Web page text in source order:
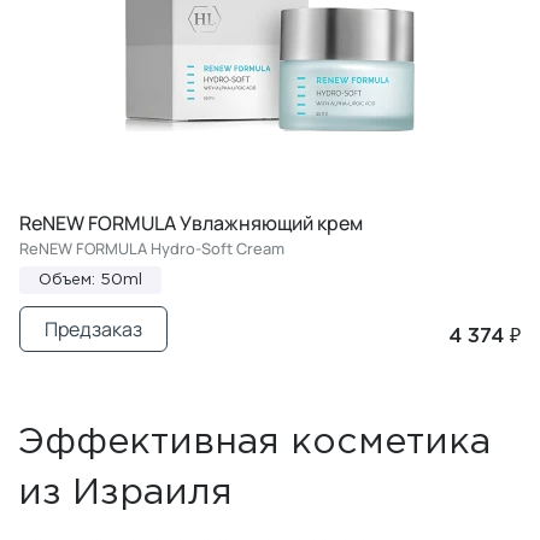
ReNEW FORMULA Увлажняющий крем
ReNEW FORMULA Hydro-Soft Cream
Объем: 50ml
4 374 ₽
Предзаказ
Эффективная косметика
из Израиля